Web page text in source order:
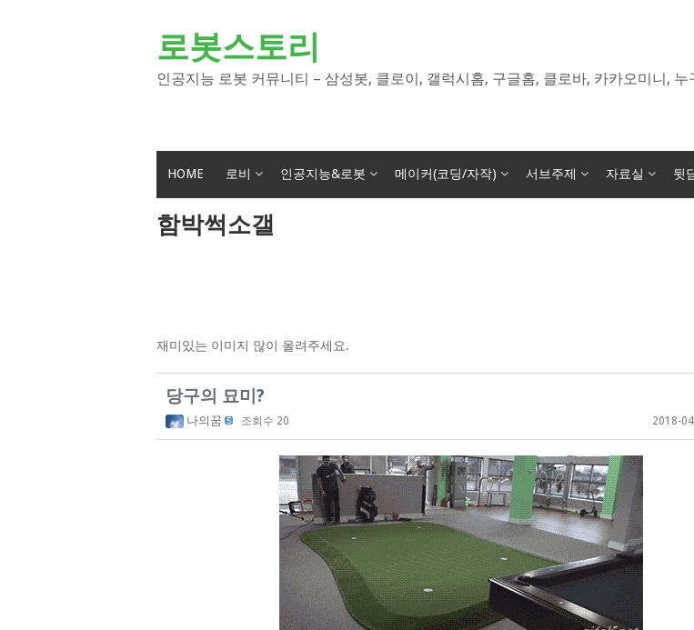
로봇스토리
인공지능 로봇 커뮤니티 – 삼성봇, 클로이, 갤럭시홈, 구글홈, 클로바, 카카오미니,
HOME 로비 인공지능&로봇 메이커(코딩/자작) 서브주제 자료실 뒷
함박썩소갤
재미있는 이미지 많이 올려주세요.
당구의 묘미?
나의꿈 조회수 20 2018-